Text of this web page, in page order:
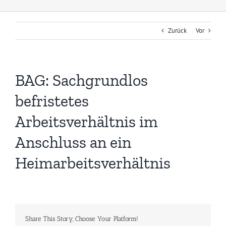
Zurück Vor
BAG: Sachgrundlos
befristetes
Arbeitsverhältnis im
Anschluss an ein
Heimarbeitsverhältnis
Share This Story, Choose Your Platform!